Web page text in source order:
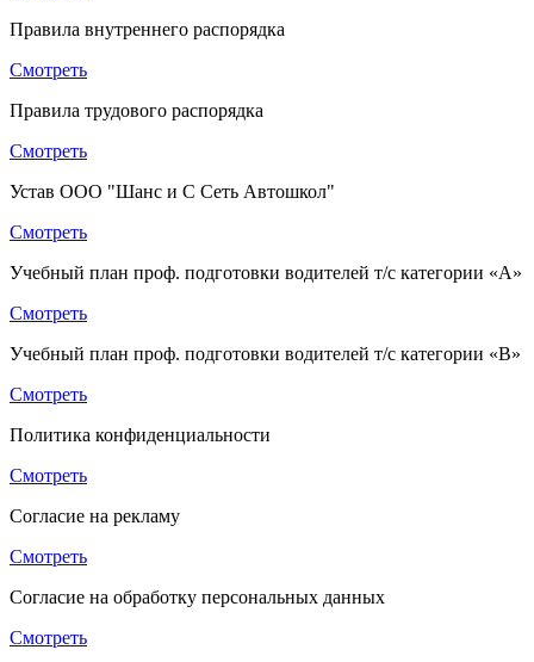
Правила внутреннего распорядка
Смотреть
Правила трудового распорядка
Смотреть
Устав ООО "Шанс и С Сеть Автошкол"
Смотреть
Учебный план проф. подготовки водителей т/с категории «A»
Смотреть
Учебный план проф. подготовки водителей т/с категории «B»
Смотреть
Политика конфиденциальности
Смотреть
Согласие на рекламу
Смотреть
Согласие на обработку персональных данных
Смотреть